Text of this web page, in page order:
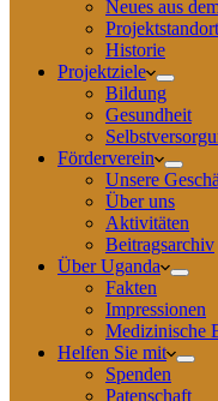
Neues aus
Historie
Projektziele
Bildung
Gesundheit
Förderverein
Unsere
Über uns
Aktivitäten
Beitragsarchiv
Über Uganda
Fakten
Impressionen
Medizinische
Helfen Sie mit
Spenden
Patenschaft